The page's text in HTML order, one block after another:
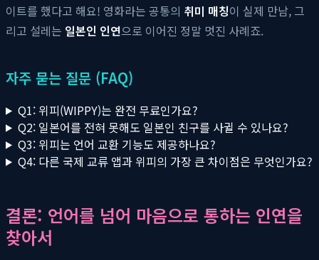
이트를 했다고 해요! 영화라는 공통의 취미 매칭이 실제 만남, 그
리고 설레는 일본인 인연으로 이어진 정말 멋진 사례죠.
자주 묻는 질문 (FAQ)
Q1: 위피(WIPPY)는 완전 무료인가요?
Q2: 일본어를 전혀 못해도 일본인 친구를 사귈 수 있나요?
Q3: 위피는 언어 교환 기능도 제공하나요?
Q4: 다른 국제 교류 앱과 위피의 가장 큰 차이점은 무엇인가요?
결론: 언어를 넘어 마음으로 통하는 인연을
찾아서